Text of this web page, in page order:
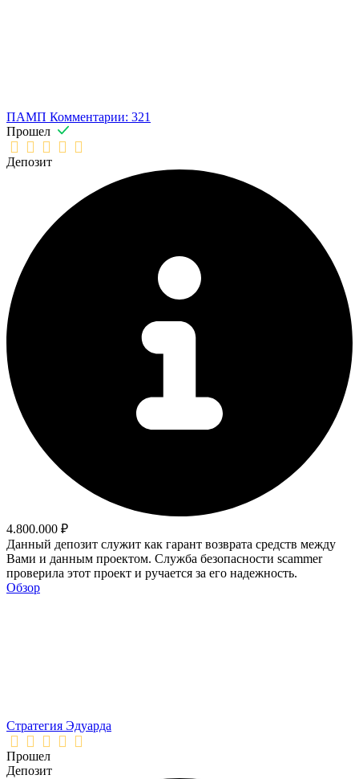
ПАМП Комментарии: 321
Прошел
Депозит
4.800.000 ₽
Данный депозит служит как гарант возврата средств между
Вами и данным проектом. Служба безопасности scammer
проверила этот проект и ручается за его надежность.
Обзор
Стратегия Эдуарда
Прошел
Депозит